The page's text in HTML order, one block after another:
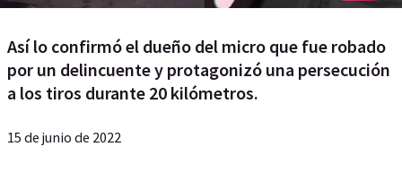
Así lo confirmó el dueño del micro que fue robado
por un delincuente y protagonizó una persecución
a los tiros durante 20 kilómetros.
15 de junio de 2022